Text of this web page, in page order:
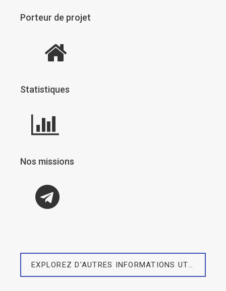
Porteur de projet
Statistiques
Nos missions
EXPLOREZ D'AUTRES INFORMATIONS UTILES